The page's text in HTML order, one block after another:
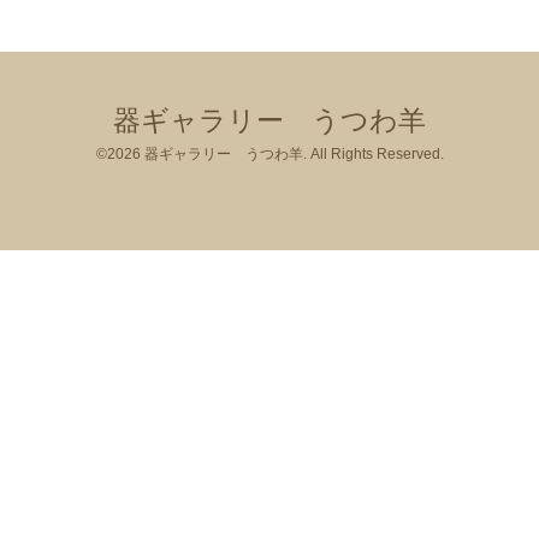
器ギャラリー うつわ羊
©2026 器ギャラリー うつわ羊. All Rights Reserved.